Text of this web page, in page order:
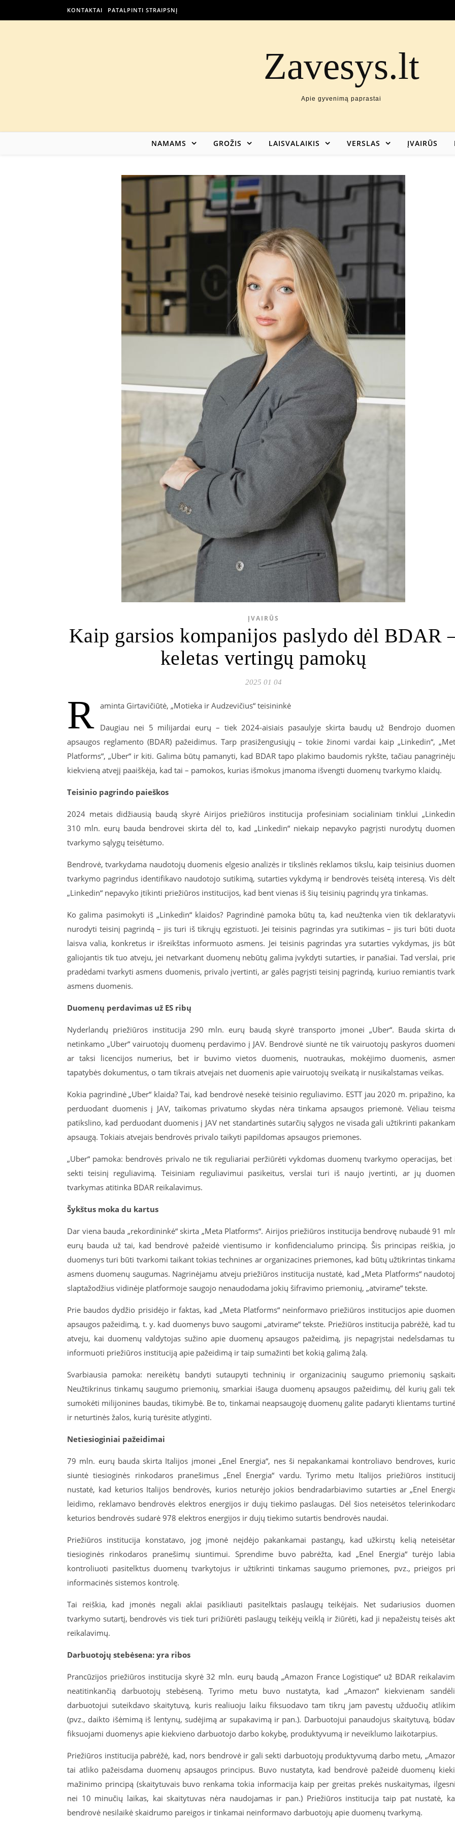
KONTAKTAI PATALPINTI STRAIPSNĮ
Zavesys.lt
Apie gyvenimą paprastai
NAMAMS GROŽIS LAISVALAIKIS VERSLAS ĮVAIRŪS
ĮVAIRŪS
Kaip garsios kompanijos paslydo dėl BDAR
keletas vertingų pamokų
2025 01 04
R aminta Girtavičiūtė, „Motieka ir Audzevičius“ teisininkė
Daugiau nei 5 milijardai eurų – tiek 2024-aisiais pasaulyje skirta baudų už Bendrojo
apsaugos reglamento (BDAR) pažeidimus. Tarp prasižengusiųjų – tokie žinomi vardai kaip „Linkedin“,
Platforms“, „Uber“ ir kiti. Galima būtų pamanyti, kad BDAR tapo plakimo baudomis rykšte, tačiau
kiekvieną atvejį paaiškėja, kad tai – pamokos, kurias išmokus įmanoma išvengti duomenų tvarkymo klaidų.
Teisinio pagrindo paieškos
2024 metais didžiausią baudą skyrė Airijos priežiūros institucija profesiniam socialiniam tinklui
310 mln. eurų bauda bendrovei skirta dėl to, kad „Linkedin“ niekaip nepavyko pagrįsti nurodytų
tvarkymo sąlygų teisėtumo.
Bendrovė, tvarkydama naudotojų duomenis elgesio analizės ir tikslinės reklamos tikslu, kaip teisinius
tvarkymo pagrindus identifikavo naudotojo sutikimą, sutarties vykdymą ir bendrovės teisėtą interesą. Vis
„Linkedin“ nepavyko įtikinti priežiūros institucijos, kad bent vienas iš šių teisinių pagrindų yra tinkamas.
Ko galima pasimokyti iš „Linkedin“ klaidos? Pagrindinė pamoka būtų ta, kad neužtenka vien tik
nurodyti teisinį pagrindą – jis turi iš tikrųjų egzistuoti. Jei teisinis pagrindas yra sutikimas – jis turi būti
laisva valia, konkretus ir išreikštas informuoto asmens. Jei teisinis pagrindas yra sutarties vykdymas, jis
galiojantis tik tuo atveju, jei netvarkant duomenų nebūtų galima įvykdyti sutarties, ir panašiai. Tad verslai,
pradėdami tvarkyti asmens duomenis, privalo įvertinti, ar galės pagrįsti teisinį pagrindą, kuriuo remiantis
asmens duomenis.
Duomenų perdavimas už ES ribų
Nyderlandų priežiūros institucija 290 mln. eurų baudą skyrė transporto įmonei „Uber“. Bauda skirta
netinkamo „Uber“ vairuotojų duomenų perdavimo į JAV. Bendrovė siuntė ne tik vairuotojų paskyros
ar taksi licencijos numerius, bet ir buvimo vietos duomenis, nuotraukas, mokėjimo duomenis,
tapatybės dokumentus, o tam tikrais atvejais net duomenis apie vairuotojų sveikatą ir nusikalstamas veikas.
Kokia pagrindinė „Uber“ klaida? Tai, kad bendrovė nesekė teisinio reguliavimo. ESTT jau 2020 m. pripažino,
perduodant duomenis į JAV, taikomas privatumo skydas nėra tinkama apsaugos priemonė. Vėliau
patikslino, kad perduodant duomenis į JAV net standartinės sutarčių sąlygos ne visada gali užtikrinti
apsaugą. Tokiais atvejais bendrovės privalo taikyti papildomas apsaugos priemones.
„Uber“ pamoka: bendrovės privalo ne tik reguliariai peržiūrėti vykdomas duomenų tvarkymo operacijas, bet
sekti teisinį reguliavimą. Teisiniam reguliavimui pasikeitus, verslai turi iš naujo įvertinti, ar jų
tvarkymas atitinka BDAR reikalavimus.
Šykštus moka du kartus
Dar viena bauda „rekordininkė“ skirta „Meta Platforms“. Airijos priežiūros institucija bendrovę nubaudė 91
eurų bauda už tai, kad bendrovė pažeidė vientisumo ir konfidencialumo principą. Šis principas reiškia,
duomenys turi būti tvarkomi taikant tokias technines ar organizacines priemones, kad būtų užtikrintas
asmens duomenų saugumas. Nagrinėjamu atveju priežiūros institucija nustatė, kad „Meta Platforms“
slaptažodžius vidinėje platformoje saugojo nenaudodama jokių šifravimo priemonių, „atvirame“ tekste.
Prie baudos dydžio prisidėjo ir faktas, kad „Meta Platforms“ neinformavo priežiūros institucijos apie
apsaugos pažeidimą, t. y. kad duomenys buvo saugomi „atvirame“ tekste. Priežiūros institucija pabrėžė, kad
atveju, kai duomenų valdytojas sužino apie duomenų apsaugos pažeidimą, jis nepagrįstai nedelsdamas
informuoti priežiūros instituciją apie pažeidimą ir taip sumažinti bet kokią galimą žalą.
Svarbiausia pamoka: nereikėtų bandyti sutaupyti techninių ir organizacinių saugumo priemonių
Neužtikrinus tinkamų saugumo priemonių, smarkiai išauga duomenų apsaugos pažeidimų, dėl kurių gali
sumokėti milijonines baudas, tikimybė. Be to, tinkamai neapsaugoję duomenų galite padaryti klientams
ir neturtinės žalos, kurią turėsite atlyginti.
Netiesioginiai pažeidimai
79 mln. eurų bauda skirta Italijos įmonei „Enel Energia“, nes ši nepakankamai kontroliavo bendroves,
siuntė tiesioginės rinkodaros pranešimus „Enel Energia“ vardu. Tyrimo metu Italijos priežiūros
nustatė, kad keturios Italijos bendrovės, kurios neturėjo jokios bendradarbiavimo sutarties ar „Enel
leidimo, reklamavo bendrovės elektros energijos ir dujų tiekimo paslaugas. Dėl šios neteisėtos
keturios bendrovės sudarė 978 elektros energijos ir dujų tiekimo sutartis bendrovės naudai.
Priežiūros institucija konstatavo, jog įmonė neįdėjo pakankamai pastangų, kad užkirstų kelią
tiesioginės rinkodaros pranešimų siuntimui. Sprendime buvo pabrėžta, kad „Enel Energia“ turėjo
kontroliuoti pasitelktus duomenų tvarkytojus ir užtikrinti tinkamas saugumo priemones, pvz., prieigos
informacinės sistemos kontrolę.
Tai reiškia, kad įmonės negali aklai pasikliauti pasitelktais paslaugų teikėjais. Net sudariusios
tvarkymo sutartį, bendrovės vis tiek turi prižiūrėti paslaugų teikėjų veiklą ir žiūrėti, kad ji nepažeistų teisės
reikalavimų.
Darbuotojų stebėsena: yra ribos
Prancūzijos priežiūros institucija skyrė 32 mln. eurų baudą „Amazon France Logistique“ už BDAR
neatitinkančią darbuotojų stebėseną. Tyrimo metu buvo nustatyta, kad „Amazon“ kiekvienam
darbuotojui suteikdavo skaitytuvą, kuris realiuoju laiku fiksuodavo tam tikrų jam pavestų užduočių
(pvz., daikto išėmimą iš lentynų, sudėjimą ar supakavimą ir pan.). Darbuotojui panaudojus skaitytuvą,
fiksuojami duomenys apie kiekvieno darbuotojo darbo kokybę, produktyvumą ir neveiklumo laikotarpius.
Priežiūros institucija pabrėžė, kad, nors bendrovė ir gali sekti darbuotojų produktyvumą darbo metu,
tai atliko pažeisdama duomenų apsaugos principus. Buvo nustatyta, kad bendrovė pažeidė duomenų
mažinimo principą (skaitytuvais buvo renkama tokia informacija kaip per greitas prekės nuskaitymas,
nei 10 minučių laikas, kai skaitytuvas nėra naudojamas ir pan.) Priežiūros institucija taip pat nustatė,
bendrovė nesilaikė skaidrumo pareigos ir tinkamai neinformavo darbuotojų apie duomenų tvarkymą.